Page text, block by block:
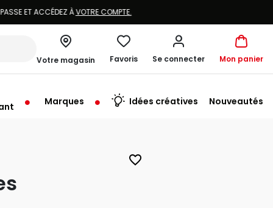
Votre magasin
à 10:00
Favoris Se connecter Mon panier
Marques Idées créatives Nouveautés
favorite_border